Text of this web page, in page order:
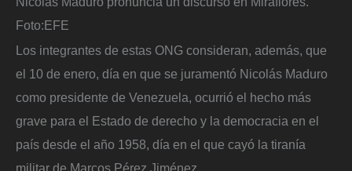
Foto:EFE
Los integrantes de estas ONG consideran, además, que
el 10 de enero, día en que se juramentó Nicolás Maduro
como presidente de Venezuela, ocurrió el hecho más
grave para el Estado de derecho y la democracia en el
país desde el año 1958, día en el que cayó la tiranía
militar de Marcos Pérez Jiménez.